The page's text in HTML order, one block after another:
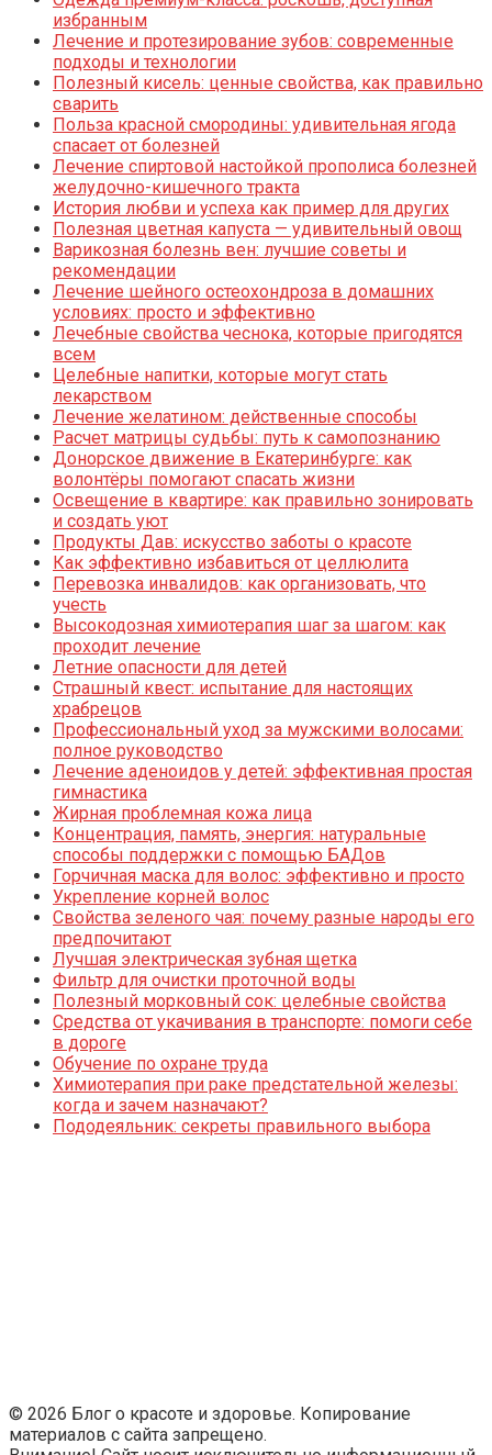
избранным
Лечение и протезирование зубов: современные
подходы и технологии
Полезный кисель: ценные свойства, как правильно
сварить
Польза красной смородины: удивительная ягода
спасает от болезней
Лечение спиртовой настойкой прополиса болезней
желудочно-кишечного тракта
История любви и успеха как пример для других
Полезная цветная капуста — удивительный овощ
Варикозная болезнь вен: лучшие советы и
рекомендации
Лечение шейного остеохондроза в домашних
условиях: просто и эффективно
Лечебные свойства чеснока, которые пригодятся
всем
Целебные напитки, которые могут стать
лекарством
Лечение желатином: действенные способы
Расчет матрицы судьбы: путь к самопознанию
Донорское движение в Екатеринбурге: как
волонтёры помогают спасать жизни
Освещение в квартире: как правильно зонировать
и создать уют
Продукты Дав: искусство заботы о красоте
Как эффективно избавиться от целлюлита
Перевозка инвалидов: как организовать, что
учесть
Высокодозная химиотерапия шаг за шагом: как
проходит лечение
Летние опасности для детей
Страшный квест: испытание для настоящих
храбрецов
Профессиональный уход за мужскими волосами:
полное руководство
Лечение аденоидов у детей: эффективная простая
гимнастика
Жирная проблемная кожа лица
Концентрация, память, энергия: натуральные
способы поддержки с помощью БАДов
Горчичная маска для волос: эффективно и просто
Укрепление корней волос
Свойства зеленого чая: почему разные народы его
предпочитают
Лучшая электрическая зубная щетка
Фильтр для очистки проточной воды
Полезный морковный сок: целебные свойства
Средства от укачивания в транспорте: помоги себе
в дороге
Обучение по охране труда
Химиотерапия при раке предстательной железы:
когда и зачем назначают?
Пододеяльник: секреты правильного выбора
© 2026 Блог о красоте и здоровье. Копирование
материалов с сайта запрещено.